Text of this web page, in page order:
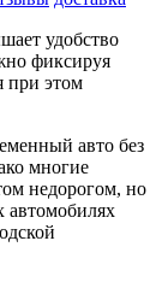
удобство
фиксируя
при этом
авто без
многие
недорогом, но
автомобилях